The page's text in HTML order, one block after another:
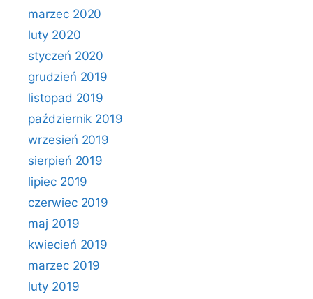
marzec 2020
luty 2020
styczeń 2020
grudzień 2019
listopad 2019
październik 2019
wrzesień 2019
sierpień 2019
lipiec 2019
czerwiec 2019
maj 2019
kwiecień 2019
marzec 2019
luty 2019